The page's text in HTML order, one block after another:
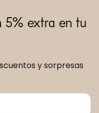
5% extra en tu
y sorpresas